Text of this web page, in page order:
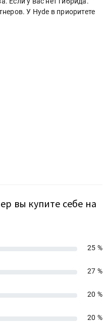
У Hyde в приоритете
вы купите себе на
25 %
27 %
20 %
20 %